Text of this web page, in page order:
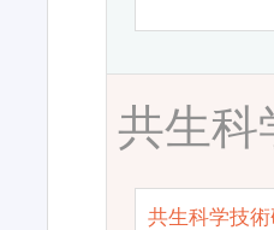
共生科
共生科学技